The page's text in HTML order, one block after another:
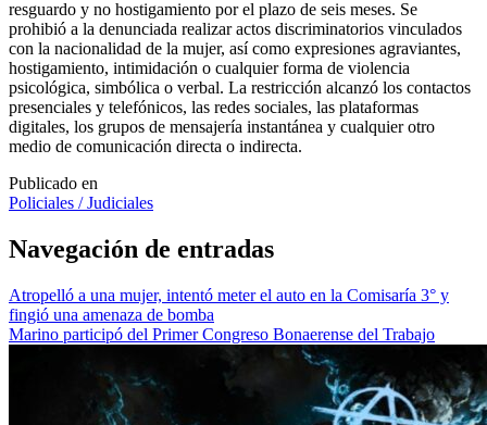
resguardo y no hostigamiento por el plazo de seis meses. Se
prohibió a la denunciada realizar actos discriminatorios vinculados
con la nacionalidad de la mujer, así como expresiones agraviantes,
hostigamiento, intimidación o cualquier forma de violencia
psicológica, simbólica o verbal. La restricción alcanzó los contactos
presenciales y telefónicos, las redes sociales, las plataformas
digitales, los grupos de mensajería instantánea y cualquier otro
medio de comunicación directa o indirecta.
Publicado en
Policiales / Judiciales
Navegación de entradas
Atropelló a una mujer, intentó meter el auto en la Comisaría 3° y
fingió una amenaza de bomba
Marino participó del Primer Congreso Bonaerense del Trabajo